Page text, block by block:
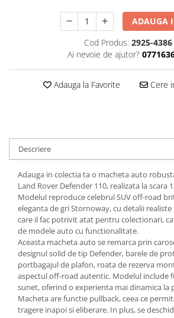
Casute de papusi
MACHETE MOTOCICLETE SI
MACHETE NAVE MILITARE –
Miniaturi Navale de Colectie
de Raliu la Diverse Scari
Seturi HOTWHEELS
VITRINE, FIGURINE, ACCESORII
MACHETE
Articole Petrecere
ARTICOLE PENTRU VALENTINE'S
BALOANE AIRWALKERS
BALOANE MUZICALE
DECORATIUNI PETRECERE
CARNAVAL
LUMANARI PETRECERI ANIVERSARI
PAPUSI SI DECORATIUNI HORROR
POSTERE PENTRU PERETE SI
ACCESORII
SUPORTERI MECIURI SPORT
Costume Petrecere
BODY - BUST
COSTUME BAIETI SI PELERINE
COSTUME FETE ROCHITE FUSTE
ADAUGA
Cod Produs: 2925-4386
Ai nevoie de ajutor?
Adauga la Favorite Cere
Descriere
Adauga in colectia ta o macheta auto
Land Rover Defender 110, realizata la scara
Modelul reproduce celebrul SUV off-road
eleganta de gri Stornoway, cu detalii
care il fac potrivit atat pentru colectionari,
de modele auto cu functionalitate.
Aceasta macheta auto se remarca prin
designul solid de tip Defender, barele de
portbagajul de plafon, roata de rezerva
aspectul off-road autentic. Modelul include
sunet, oferind o experienta mai dinamica la
Macheta are functie pullback, ceea ce
tragere inapoi si eliberare. In plus, se